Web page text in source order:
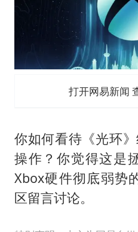
打开网易新闻
你如何看待《光环
操作？你觉得这是
Xbox硬件彻底弱势
区留言讨论。